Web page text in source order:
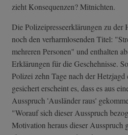
zieht Konsequenzen? Mitnichten.
Die Polizeipresseerklärungen zu der
noch den verharmlosenden Titel:
mehreren Personen" und enthalten
Erklärungen für die Geschehnisse.
Polizei zehn Tage nach der
gesichert erscheint es, dass es aus
Ausspruch 'Ausländer raus'
"Worauf sich dieser Ausspruch
Motivation heraus dieser Ausspruch